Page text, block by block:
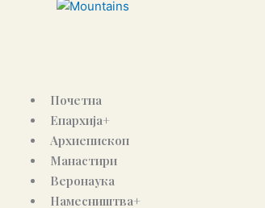
Почетна
Епархија+
Архиепископ
Манастири
Веронаука
Намесништва+